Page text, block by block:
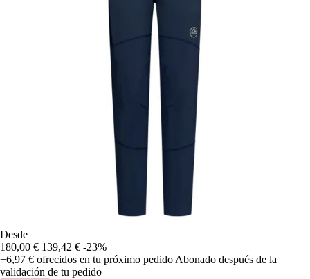
Desde
180,00 € 139,42 € -23%
+6,97 € ofrecidos en tu próximo pedido Abonado después de la
validación de tu pedido